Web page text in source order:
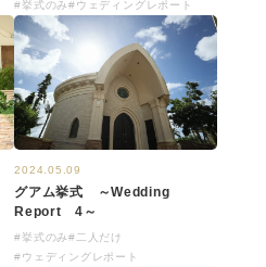
#挙式のみ#ウェディングレポート
2024.05.09
グアム挙式 ～Wedding
Report 4～
#挙式のみ#二人だけ
#ウェディングレポート